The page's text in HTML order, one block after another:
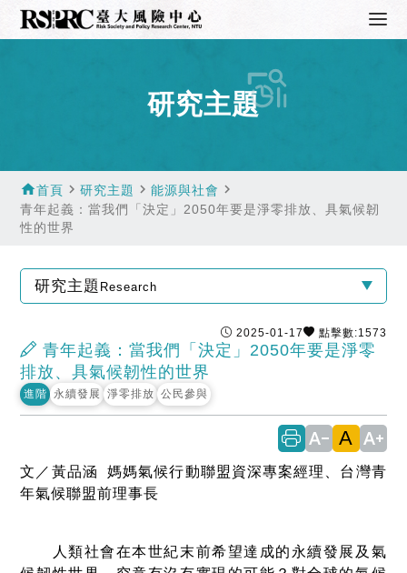
研究主題
home首頁 navigate_next研究主題 navigate_next能源與社會 navigate_next
青年起義：當我們「決定」2050年要是淨零排放、具氣候韌
性的世界
研究主題 Research
2025-01-17 點擊數:1573
青年起義：當我們「決定」2050年要是淨零
排放、具氣候韌性的世界
進階 永續發展 淨零排放 公民參與
text_decrease A text_increase
文／黃品涵 媽媽氣候行動聯盟資深專案經理、台灣青
年氣候聯盟前理事長
人類社會在本世紀末前希望達成的永續發展及氣